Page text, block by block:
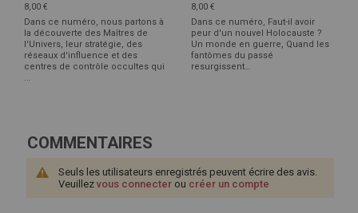
8,00 €
Dans ce numéro, nous partons à
la découverte des Maîtres de
l'Univers, leur stratégie, des
réseaux d'influence et des
centres de contrôle occultes qui
8,00 €
Dans ce numéro, Faut-il avoir
peur d'un nouvel Holocauste ?
Un monde en guerre, Quand les
fantômes du passé
resurgissent…
COMMENTAIRES
Seuls les utilisateurs enregistrés peuvent écrire des avis.
Veuillez vous connecter ou créer un compte